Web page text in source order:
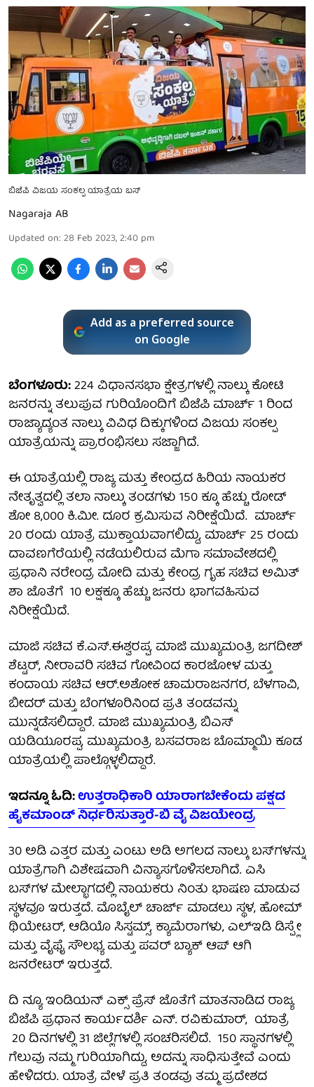
ಬಿಜೆಪಿ ವಿಜಯ ಸಂಕಲ್ಪ ಯಾತ್ರೆಯ ಬಸ್
Nagaraja AB
Updated on: 28 Feb 2023, 2:40 pm
Add as a preferred source
on Google
ಬೆಂಗಳೂರು:224 ವಿಧಾನಸಭಾ ಕ್ಷೇತ್ರಗಳಲ್ಲಿ ನಾಲ್ಕು ಕೋಟಿ
ಜನರನ್ನು ತಲುಪುವ ಗುರಿಯೊಂದಿಗೆ ಬಿಜೆಪಿ ಮಾರ್ಚ್ 1 ರಿಂದ
ರಾಜ್ಯಾದ್ಯಂತ ನಾಲ್ಕು ವಿವಿಧ ದಿಕ್ಕುಗಳಿಂದ ವಿಜಯ ಸಂಕಲ್ಪ
ಯಾತ್ರೆಯನ್ನು ಪ್ರಾರಂಭಿಸಲು ಸಜ್ಜಾಗಿದೆ.
ಈ ಯಾತ್ರೆಯಲ್ಲಿ ರಾಜ್ಯ ಮತ್ತು ಕೇಂದ್ರದ ಹಿರಿಯ ನಾಯಕರ
ನೇತೃತ್ವದಲ್ಲಿ ತಲಾ ನಾಲ್ಕು ತಂಡಗಳು 150 ಕ್ಕೂ ಹೆಚ್ಚು ರೋಡ್
ಶೋ 8,000 ಕಿ.ಮೀ. ದೂರ ಕ್ರಮಿಸುವ ನಿರೀಕ್ಷೆಯಿದೆ. ಮಾರ್ಚ್
20 ರಂದು ಯಾತ್ರೆ ಮುಕ್ತಾಯವಾಗಲಿದ್ದು, ಮಾರ್ಚ್ 25 ರಂದು
ದಾವಣಗೆರೆಯಲ್ಲಿ ನಡೆಯಲಿರುವ ಮೆಗಾ ಸಮಾವೇಶದಲ್ಲಿ
ಪ್ರಧಾನಿ ನರೇಂದ್ರ ಮೋದಿ ಮತ್ತು ಕೇಂದ್ರ ಗೃಹ ಸಚಿವ ಅಮಿತ್
ಶಾ ಜೊತೆಗೆ 10 ಲಕ್ಷಕ್ಕೂ ಹೆಚ್ಚು ಜನರು ಭಾಗವಹಿಸುವ
ನಿರೀಕ್ಷೆಯಿದೆ.
ಮಾಜಿ ಸಚಿವ ಕೆ.ಎಸ್.ಈಶ್ವರಪ್ಪ, ಮಾಜಿ ಮುಖ್ಯಮಂತ್ರಿ ಜಗದೀಶ್
ಶೆಟ್ಟರ್, ನೀರಾವರಿ ಸಚಿವ ಗೋವಿಂದ ಕಾರಜೋಳ ಮತ್ತು
ಕಂದಾಯ ಸಚಿವ ಆರ್.ಅಶೋಕ ಚಾಮರಾಜನಗರ, ಬೆಳಗಾವಿ,
ಬೀದರ್ ಮತ್ತು ಬೆಂಗಳೂರಿನಿಂದ ಪ್ರತಿ ತಂಡವನ್ನು
ಮುನ್ನಡೆಸಲಿದ್ದಾರೆ. ಮಾಜಿ ಮುಖ್ಯಮಂತ್ರಿ ಬಿಎಸ್
ಯಡಿಯೂರಪ್ಪ, ಮುಖ್ಯಮಂತ್ರಿ ಬಸವರಾಜ ಬೊಮ್ಮಾಯಿ ಕೂಡ
ಯಾತ್ರೆಯಲ್ಲಿ ಪಾಲ್ಗೊಳ್ಳಲಿದ್ದಾರೆ.
ಇದನ್ನೂ ಓದಿ:ಉತ್ತರಾಧಿಕಾರಿ ಯಾರಾಗಬೇಕೆಂದು ಪಕ್ಷದ
ಹೈಕಮಾಂಡ್ ನಿರ್ಧರಿಸುತ್ತಾರೆ-ಬಿ ವೈ ವಿಜಯೇಂದ್ರ
30 ಅಡಿ ಎತ್ತರ ಮತ್ತು ಎಂಟು ಅಡಿ ಅಗಲದ ನಾಲ್ಕು ಬಸ್‌ಗಳನ್ನು
ಯಾತ್ರೆಗಾಗಿ ವಿಶೇಷವಾಗಿ ವಿನ್ಯಾಸಗೊಳಿಸಲಾಗಿದೆ. ಎಸಿ
ಬಸ್‌ಗಳ ಮೇಲ್ಭಾಗದಲ್ಲಿ ನಾಯಕರು ನಿಂತು ಭಾಷಣ ಮಾಡುವ
ಸ್ಥಳವೂ ಇರುತ್ತದೆ. ಮೊಬೈಲ್ ಚಾರ್ಜ್ ಮಾಡಲು ಸ್ಥಳ, ಹೋಮ್
ಥಿಯೇಟರ್, ಆಡಿಯೊ ಸಿಸ್ಟಮ್ಸ್, ಕ್ಯಾಮೆರಾಗಳು, ಎಲ್ಇಡಿ ಡಿಸ್ಪ್ಲೇ
ಮತ್ತು ವೈಫೈ ಸೌಲಭ್ಯ ಮತ್ತು ಪವರ್ ಬ್ಯಾಕ್ ಆಪ್ ಆಗಿ
ಜನರೇಟರ್ ಇರುತ್ತದೆ.
ದಿ ನ್ಯೂ ಇಂಡಿಯನ್ ಎಕ್ಸ್ ಪ್ರೆಸ್ ಜೊತೆಗೆ ಮಾತನಾಡಿದ ರಾಜ್ಯ
ಬಿಜೆಪಿ ಪ್ರಧಾನ ಕಾರ್ಯದರ್ಶಿ ಎನ್. ರವಿಕುಮಾರ್, ಯಾತ್ರೆ
20 ದಿನಗಳಲ್ಲಿ 31 ಜಿಲ್ಲೆಗಳಲ್ಲಿ ಸಂಚರಿಸಲಿದೆ. 150 ಸ್ಥಾನಗಳಲ್ಲಿ
ಗೆಲುವು ನಮ್ಮ ಗುರಿಯಾಗಿದ್ದು, ಅದನ್ನು ಸಾಧಿಸುತ್ತೇವೆ ಎಂದು
ಹೇಳಿದರು. ಯಾತ್ರೆ ವೇಳೆ ಪ್ರತಿ ತಂಡವು ತಮ್ಮ ಪ್ರದೇಶದ